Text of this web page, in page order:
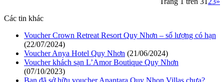
Các tin khác
Voucher Crown Retreat Resort Quy Nhơn – số lượng có hạn
(22/07/2024)
Voucher Anya Hotel Quy Nhơn (21/06/2024)
Voucher khách sạn L’Amor Boutique Quy Nhơn
(07/10/2023)